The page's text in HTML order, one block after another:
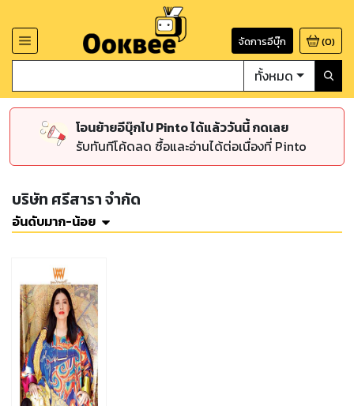
จัดการอีบุ๊ก (0)
ทั้งหมด
โอนย้ายอีบุ๊กไป Pinto ได้แล้ววันนี้ กดเลย
รับทันทีโค้ดลด ซื้อและอ่านได้ต่อเนื่องที่ Pinto
บริษัท ศรีสารา จำกัด
อันดับมาก-น้อย